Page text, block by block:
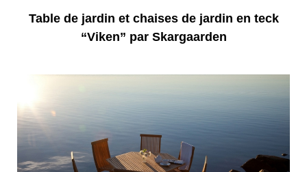
Table de jardin et chaises de jardin en teck
“Viken” par Skargaarden